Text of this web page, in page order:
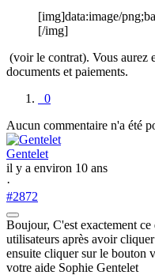
[img]data:image/
[/img]
(voir le contrat). Vous aurez
documents et paiements.
0
Aucun commentaire n'a été
Gentelet
il y a environ 10 ans
·
#2872
Boujour, C'est exactement
utilisateurs après avoir
ensuite cliquer sur le bouton
votre aide Sophie Gentelet